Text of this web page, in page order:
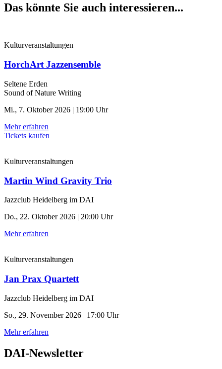
Das könnte Sie auch interessieren...
Kulturveranstaltungen
HorchArt Jazzensemble
Seltene Erden
Sound of Nature Writing
Mi., 7. Oktober 2026 | 19:00 Uhr
Mehr erfahren
Tickets kaufen
Kulturveranstaltungen
Martin Wind Gravity Trio
Jazzclub Heidelberg im DAI
Do., 22. Oktober 2026 | 20:00 Uhr
Mehr erfahren
Kulturveranstaltungen
Jan Prax Quartett
Jazzclub Heidelberg im DAI
So., 29. November 2026 | 17:00 Uhr
Mehr erfahren
DAI-Newsletter